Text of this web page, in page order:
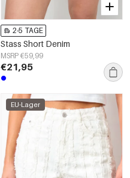
2-5 TAGE
Stass Short Denim
MSRP €59,99
€21,95
EU-Lager